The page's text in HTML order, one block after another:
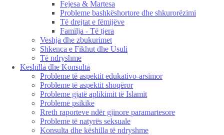
Fejesa & Martesa
Probleme bashkëshortore dhe shkurorëzimi
Të drejtat e fëmijëve
Familja - Të tjera
Veshja dhe zbukurimet
Shkenca e Fikhut dhe Usuli
Të ndryshme
Keshilla dhe Konsulta
Probleme të aspektit edukativo-arsimor
Probleme të aspektit shoqëror
Probleme gjatë aplikimit të Islamit
Probleme psikike
Rreth raporteve ndër gjinore paramartesore
Probleme të natyrës seksuale
Konsulta dhe këshilla të ndryshme